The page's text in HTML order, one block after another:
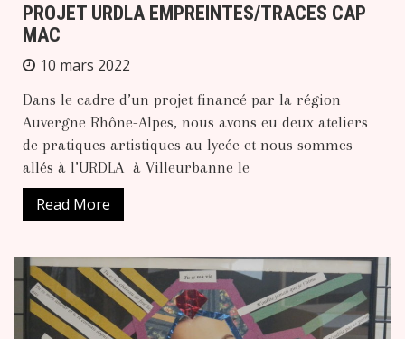
PROJET URDLA EMPREINTES/TRACES CAP
MAC
10 mars 2022
Dans le cadre d’un projet financé par la région
Auvergne Rhône-Alpes, nous avons eu deux ateliers
de pratiques artistiques au lycée et nous sommes
allés à l’URDLA à Villeurbanne le
Read More